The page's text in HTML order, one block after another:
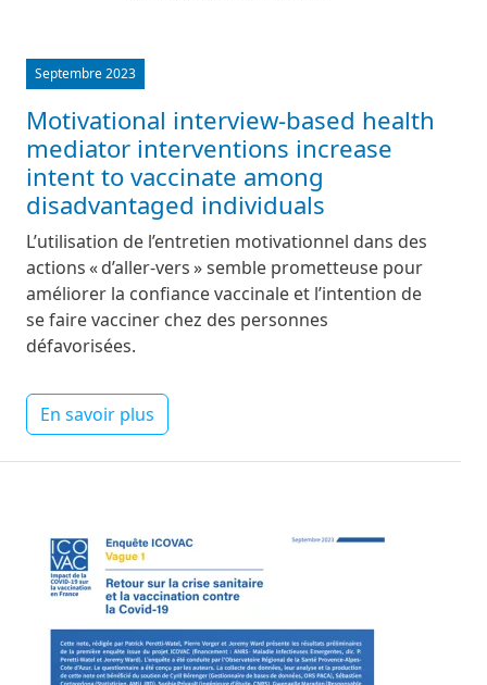
Septembre 2023
Motivational interview-based health
mediator interventions increase
intent to vaccinate among
disadvantaged individuals
L’utilisation de l’entretien motivationnel dans des
actions « d’aller-vers » semble prometteuse pour
améliorer la confiance vaccinale et l’intention de
se faire vacciner chez des personnes
défavorisées.
En savoir plus